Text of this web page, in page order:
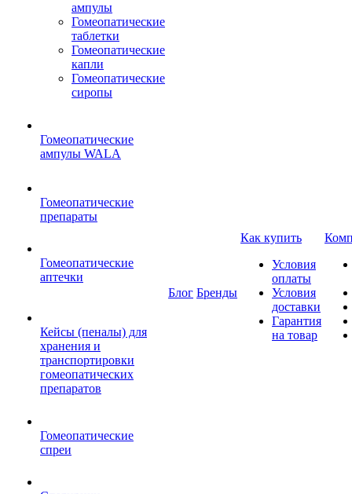
ампулы
Гомеопатические
таблетки
Гомеопатические
капли
Гомеопатические
сиропы
Гомеопатические
ампулы WALA
Гомеопатические
препараты
Гомеопатические
аптечки
Кейсы (пеналы) для
хранения и
транспортировки
гомеопатических
препаратов
Гомеопатические
спреи
Блог Бренды
Как купить
Условия
оплаты
Условия
доставки
Гарантия
на товар